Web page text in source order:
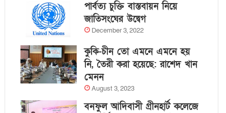
পার্বত্য চুক্তি বাস্তবায়ন নিয়ে
জাতিসংঘের উদ্বেগ
December 3, 2022
কুকি-চীন তো এমনে এমনে হয়
নি, তৈরী করা হয়েছে: রাশেদ খান
মেনন
August 3, 2023
বনফুল আদিবাসী গ্রীনহার্ট কলেজে